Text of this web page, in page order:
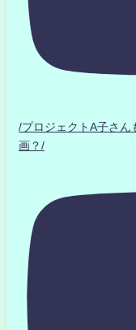
/プロジェクトA子さ
画？/